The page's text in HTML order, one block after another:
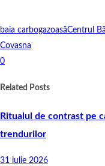
baia carbogazoasăCentrul
Covasna
0
Related Posts
Ritualul de contrast pe
trendurilor
31 iulie 2026